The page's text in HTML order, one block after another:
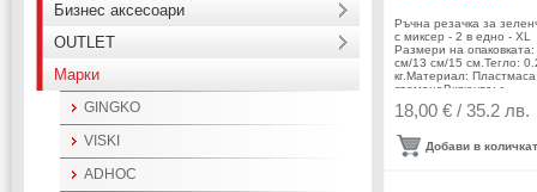
Ръчна резачка за
с миксер - 2 в едно - XL
Размери на
см/13 см/15 см.Тегло:
кг.Материал:
стоманаВключва: •
приставка за кълцане •
приставка за
Bouquet, Испания
18,00 € / 35.2 лв.
Добави в
Бизнес аксесоари
OUTLET
Марки
GINGKO
VISKI
ADHOC